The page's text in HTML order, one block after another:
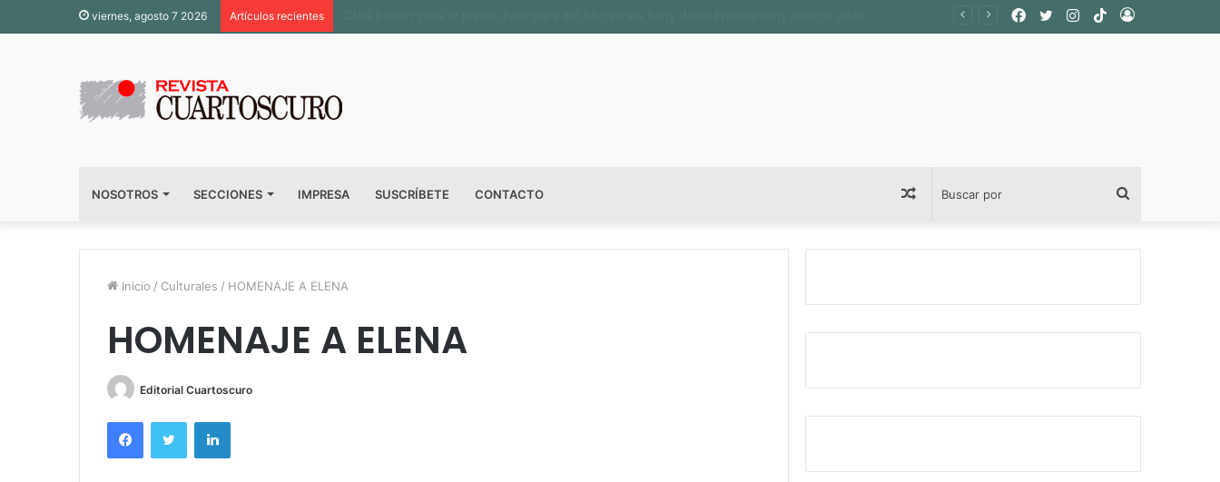
viernes, agosto 7 2026 Artículos recientes Acceso
TikTok
Instagram
Twitter
Facebook
NOSOTROS SECCIONES IMPRESA SUSCRÍBETE CONTACTO
por
Publicación
al
azar
Inicio / Culturales / HOMENAJE A ELENA
HOMENAJE A ELENA
Editorial Cuartoscuro
FacebookTwitter LinkedIn